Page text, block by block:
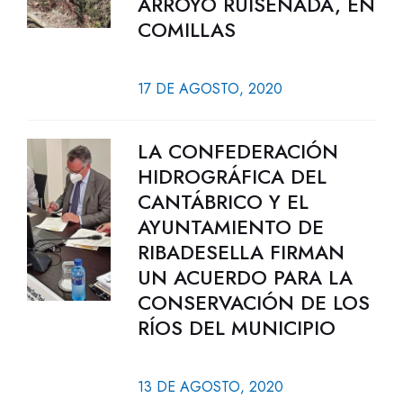
COMILLAS
17 DE AGOSTO, 2020
LA CONFEDERACIÓN
HIDROGRÁFICA DEL
CANTÁBRICO Y EL
AYUNTAMIENTO DE
RIBADESELLA FIRMAN
UN ACUERDO PARA LA
CONSERVACIÓN DE LOS
RÍOS DEL MUNICIPIO
13 DE AGOSTO, 2020